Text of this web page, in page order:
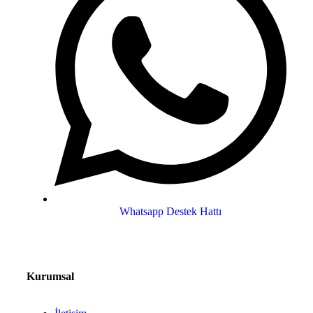
Whatsapp Destek Hattı
Kurumsal